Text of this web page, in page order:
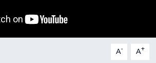
A- A+